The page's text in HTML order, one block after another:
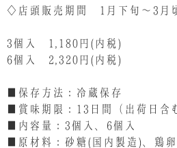
◇店頭販売期間 1月下旬～3月
3個入 1,180円(内税)
6個入 2,320円(内税)
■保存方法：冷蔵保存
■賞味期限：13日間（出荷日含
■内容量：3個入、6個入
■原材料：砂糖(国内製造)、鶏